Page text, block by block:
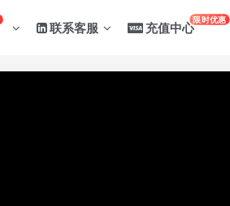
联系客服 充值中心限时优惠